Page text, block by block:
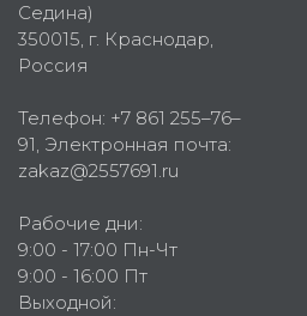
Седина)
350015, г. Краснодар,
Россия
Телефон: +7 861 255–76–
91, Электронная почта:
zakaz@2557691.ru
Рабочие дни:
9:00 - 17:00 Пн-Чт
9:00 - 16:00 Пт
Выходной: